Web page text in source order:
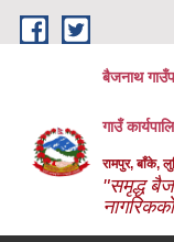
Skip to main content
बैजनाथ
गाउँ
रामपुर, बाँके,
"समृद्ध